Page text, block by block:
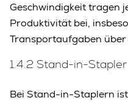
Geschwindigkeit tragen
Produktivität bei,
Transportaufgaben
1.4.2 Stand-in-Stapler
Bei Stand-in-Staplern